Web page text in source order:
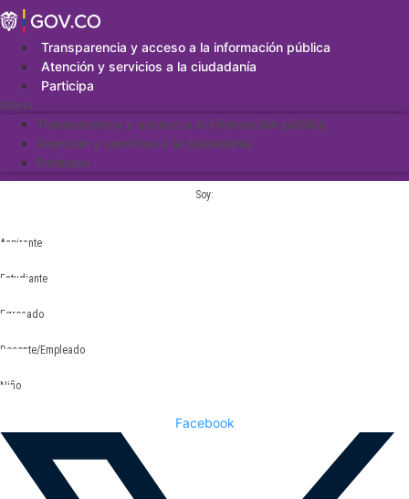
Saltar
al
contenidoTransparencia y acceso a la información pública
Atención y servicios a la ciudadanía
Participa
Menu
Transparencia y acceso a la información pública
Atención y servicios a la ciudadanía
Participa
Soy:
Aspirante
Estudiante
Egresado
Docente/Empleado
Niño
Facebook